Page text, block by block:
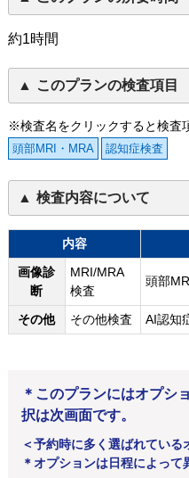
約1時間
このプランの検査項目
※検査名をクリックすると検査
頭部MRI・MRA 認知症検査
検査内容について
内容
画像診
断
MRI/MRA
検査
頭部
その他 その他検査 AI認知
＊このプランにはオプシ
択は次画面です。
＜予約時に多く選ばれている
＊オプションは日程によって